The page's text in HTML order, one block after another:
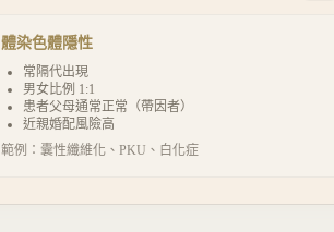
體染色體隱性
常隔代出現
男女比例 1:1
患者父母通常正常（帶因者）
近親婚配風險高
範例： 囊性纖維化、PKU、白化症